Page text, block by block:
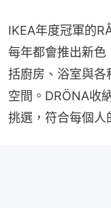
IKEA年度冠軍的
每年都會推出新色
括廚房、浴室與各
空間。DRÖNA收
挑選，符合每個人